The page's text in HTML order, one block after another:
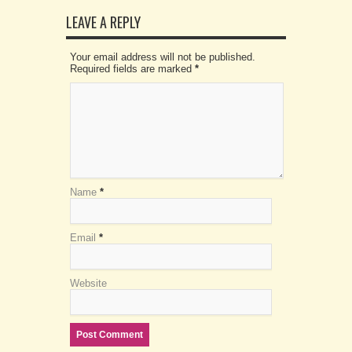
LEAVE A REPLY
Your email address will not be published.
Required fields are marked *
Name *
Email *
Website